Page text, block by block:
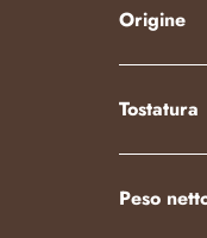
Origine
Tostatura
Peso